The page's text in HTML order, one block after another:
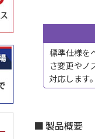
標準仕様を
さ変更やノ
対応します。
製品概要